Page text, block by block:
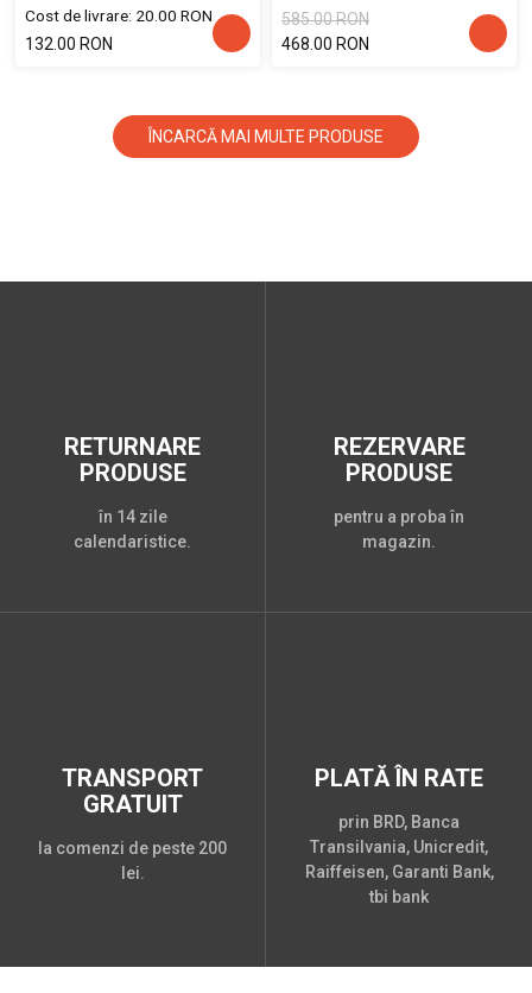
Cost de livrare: 20.00 RON
132.00 RON
585.00 RON
468.00 RON
ÎNCARCĂ MAI MULTE PRODUSE
RETURNARE
PRODUSE
în 14 zile
calendaristice.
REZERVARE
PRODUSE
pentru a proba în
magazin.
TRANSPORT
GRATUIT
la comenzi de peste 200
lei.
PLATĂ ÎN RATE
prin BRD, Banca
Transilvania, Unicredit,
Raiffeisen, Garanti Bank,
tbi bank